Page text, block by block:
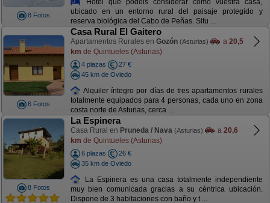
8 Fotos
ubicado en un entorno rural del paisaje protegido y
reserva biológica del Cabo de Peñas. Situ ...
6 Fotos
Casa Rural El Gaitero
Apartamentos Rurales en Gozón (Asturias) a 20,5
km de Quintueles (Asturias)
4 plazas
27 €
45 km de Oviedo
Alquiler íntegro por días de tres apartamentos rurales
totalmente equipados para 4 personas, cada uno en zona
costa norte de Asturias, cerca ...
8 Fotos
La Espinera
Casa Rural en Pruneda / Nava (Asturias) a 20,6
km de Quintueles (Asturias)
6 plazas
26 €
35 km de Oviedo
La Espinera es una casa totalmente independiente
muy bien comunicada gracias a su céntrica ubicación.
Dispone de 3 habitaciones con baño y t ...